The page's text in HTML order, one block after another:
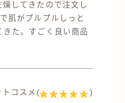
してきたので注文し
肌がプルプルしっと
きた。すごく良い商品
トコスメ( )